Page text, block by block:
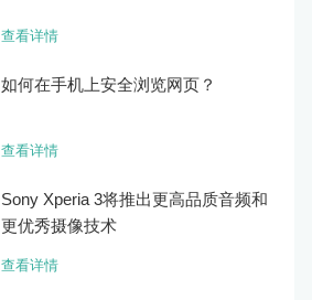
查看详情
如何在手机上安全浏览网页？
查看详情
Sony Xperia 3将推出更高品质音频和
更优秀摄像技术
查看详情